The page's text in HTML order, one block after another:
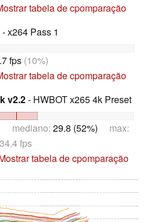
tabela de cpomparação
- x264 Pass 1
fps(10%)
tabela de cpomparação
v2.2- HWBOT x265 4k Preset
mediano: 29.8 (52%) max:
34.4 fps
tabela de cpomparação